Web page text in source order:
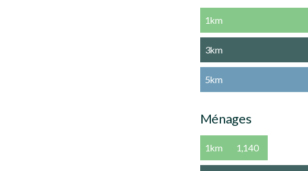
1km
3km
5km
Ménages
1km 1,140